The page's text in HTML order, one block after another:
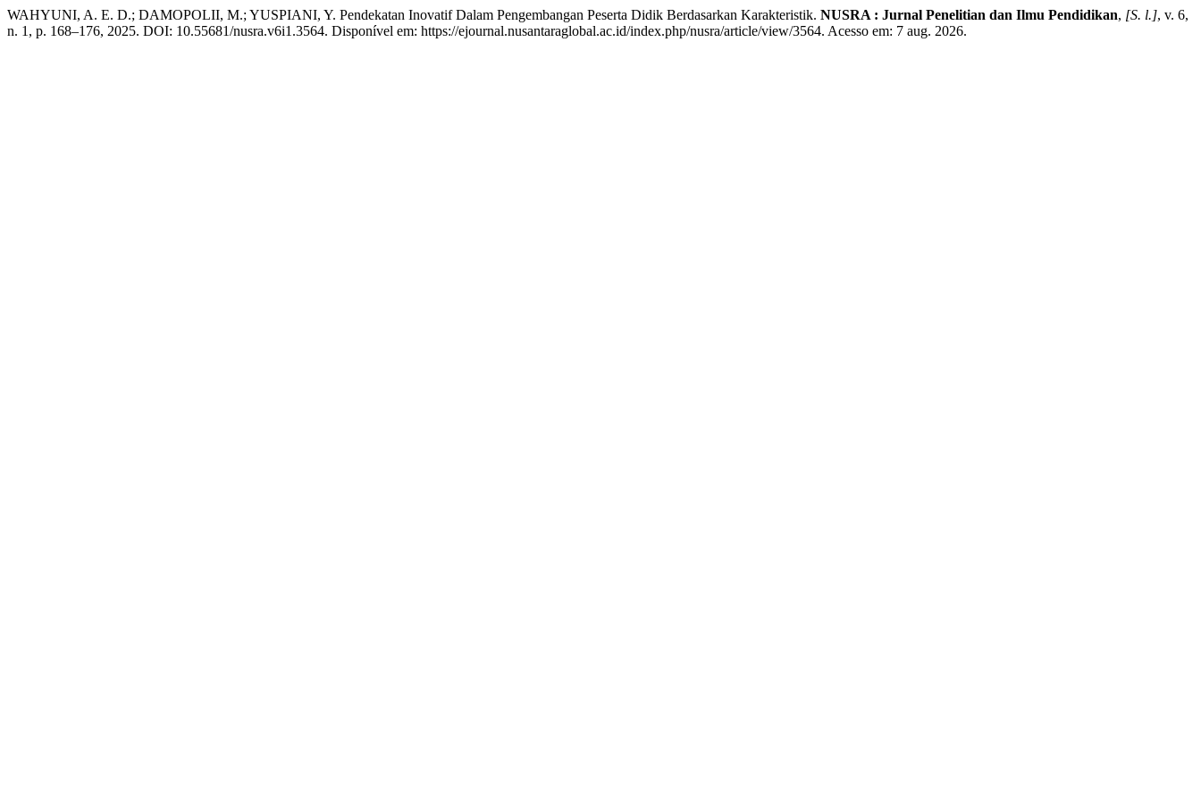
WAHYUNI, A. E. D.; DAMOPOLII, M.; YUSPIANI, Y. Pendekatan Inovatif Dalam Pengembangan Peserta Didik Berdasarkan Karakteristik. NUSRA : Jurnal Penelitian dan Ilmu Pendidikan, [S. l.], v. 6,
n. 1, p. 168–176, 2025. DOI: 10.55681/nusra.v6i1.3564. Disponível em: https://ejournal.nusantaraglobal.ac.id/index.php/nusra/article/view/3564. Acesso em: 7 aug. 2026.